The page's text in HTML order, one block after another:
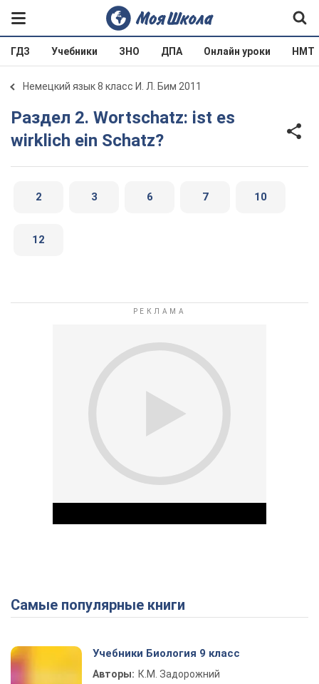
ГДЗ Учебники ЗНО ДПА Онлайн уроки НМТ
Немецкий язык 8 класс И. Л. Бим 2011
Раздел 2. Wortschatz: ist es
wirklich ein Schatz?
2 3 6 7 10
12
Play Video
Самые популярные книги
Учебники Биология 9 класс
Авторы: К.М. Задорожний